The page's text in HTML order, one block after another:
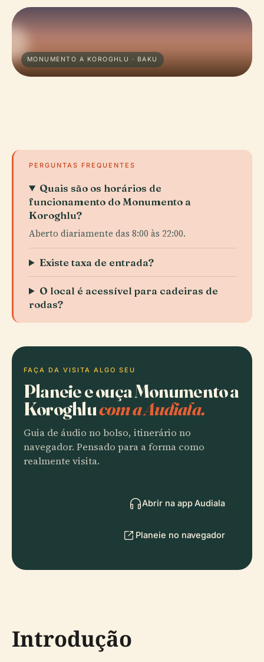
MONUMENTO A KOROGHLU · BAKU
PERGUNTAS FREQUENTES
Quais são os horários de
funcionamento do Monumento a
Koroghlu?
Aberto diariamente das 8:00 às 22:00.
Existe taxa de entrada?
O local é acessível para cadeiras de
rodas?
FAÇA DA VISITA ALGO SEU
Planeie e ouça Monumento a
Koroghlucom a Audiala.
Guia de áudio no bolso, itinerário no
navegador. Pensado para a forma como
realmente visita.
Abrir na app Audiala
Planeie no navegador
Introdução